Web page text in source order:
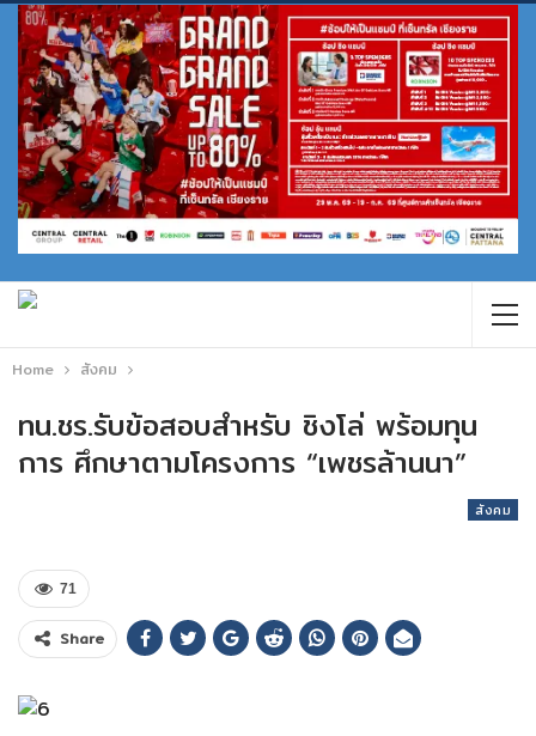
Home สังคม
ทน.ชร.รับข้อสอบสำหรับ ชิงโล่ พร้อมทุน
การ ศึกษาตามโครงการ “เพชรล้านนา”
สังคม
71
Share